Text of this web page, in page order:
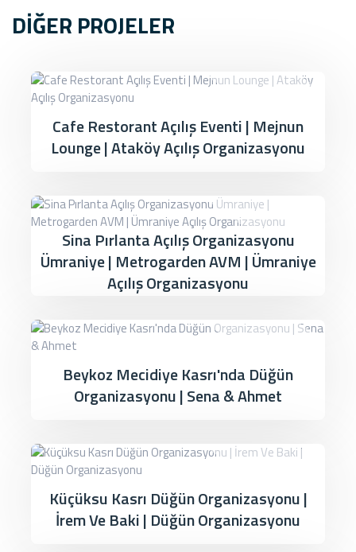
DİĞER PROJELER
Cafe Restorant Açılış Eventi | Mejnun
Lounge | Ataköy Açılış Organizasyonu
Sina Pırlanta Açılış Organizasyonu
Ümraniye | Metrogarden AVM | Ümraniye
Açılış Organizasyonu
Beykoz Mecidiye Kasrı'nda Düğün
Organizasyonu | Sena & Ahmet
Küçüksu Kasrı Düğün Organizasyonu |
İrem Ve Baki | Düğün Organizasyonu